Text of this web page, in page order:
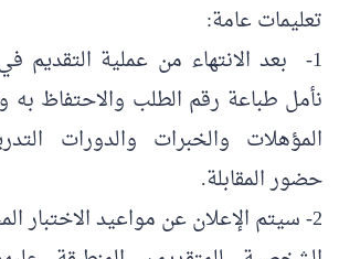
تعليمات عامة:
1- بعد الانتهاء من عملية التقديم
نأمل طباعة رقم الطلب والاحتفاظ
المؤهلات والخبرات والدورات
حضور المقابلة.
2- سيتم الإعلان عن مواعيد الاختبار